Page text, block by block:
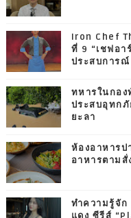
Iron Chef
ที่ 9 “เชฟอา
ประสบการณ์
ทหารในกอ
ประสบอุทก
ยะลา
ห้องอาหารป
อาหารตาม
ทำความรู้จัก
แดง ซีรีส์